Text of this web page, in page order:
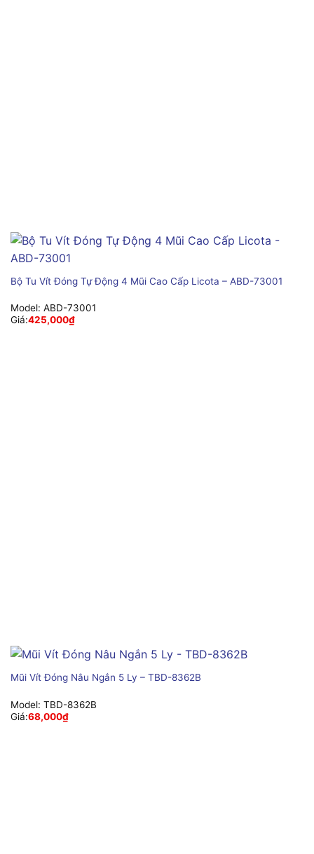
Bộ Tu Vít Đóng Tự Động 4 Mũi Cao Cấp Licota – ABD-73001
Model: ABD-73001
Giá:425,000₫
Mũi Vít Đóng Nâu Ngắn 5 Ly – TBD-8362B
Model: TBD-8362B
Giá:68,000₫